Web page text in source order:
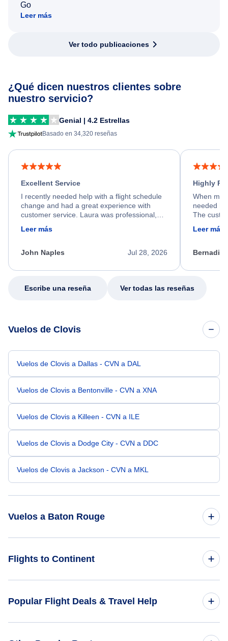
Go
Leer más
Ver todo publicaciones
¿Qué dicen nuestros clientes sobre
nuestro servicio?
Genial | 4.2 Estrellas
Basado en 34,320 reseñas
Excellent Service
I recently needed help with a flight schedule
change and had a great experience with
customer service. Laura was professional,
friendly, and very helpful throughout the
process. She quickly found a solution and
appreciate her excellent service.
Leer más
Jul 28, 2026
John Naples
Highly
When my
needed
The
calm,
my issue.
Leer más
Escribe una reseña Ver todas las reseñas
Vuelos de Clovis
Vuelos de Clovis a Dallas - CVN a DAL
Vuelos de Clovis a Bentonville - CVN a XNA
Vuelos de Clovis a Killeen - CVN a ILE
Vuelos de Clovis a Dodge City - CVN a DDC
Vuelos de Clovis a Jackson - CVN a MKL
Vuelos a Baton Rouge
Vuelos de Sacramento a Baton Rouge - SMF a BTR
Flights to Continent
Popular Flight Deals & Travel Help